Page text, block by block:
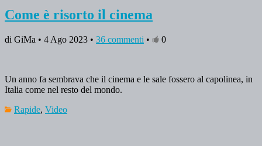
Come è risorto il cinema
di GiMa • 4 Ago 2023 • 36 commenti • 0
Un anno fa sembrava che il cinema e le sale fossero al capolinea, in
Italia come nel resto del mondo.
Rapide, Video